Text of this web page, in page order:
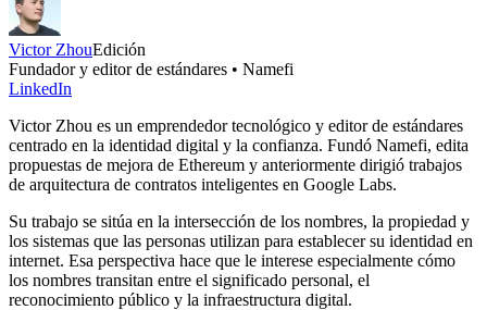
Victor ZhouEdición
Fundador y editor de estándares • Namefi
LinkedIn
Victor Zhou es un emprendedor tecnológico y editor de estándares
centrado en la identidad digital y la confianza. Fundó Namefi, edita
propuestas de mejora de Ethereum y anteriormente dirigió trabajos
de arquitectura de contratos inteligentes en Google Labs.
Su trabajo se sitúa en la intersección de los nombres, la propiedad y
los sistemas que las personas utilizan para establecer su identidad en
internet. Esa perspectiva hace que le interese especialmente cómo
los nombres transitan entre el significado personal, el
reconocimiento público y la infraestructura digital.